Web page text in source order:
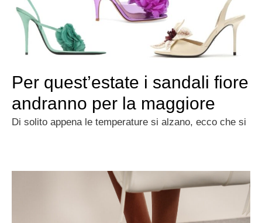
Per quest’estate i sandali fiore
andranno per la maggiore
Di solito appena le temperature si alzano, ecco che si